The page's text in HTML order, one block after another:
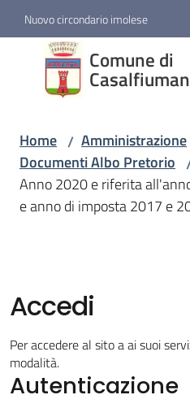
Vai al contenuto
Vai alla navigazione
Vai al footer
Nuovo circondario imolese
Comune di
Comune di
Casalfiumanese
Amministrazione
Menu selezionato
Vivere
Casalfiumanese
Home / Amministrazione
Documenti Albo Pretorio
Anno 2020 e riferita
e anno di imposta 2017 e
Accedi
Per accedere al sito a ai suoi
modalità.
Autenticazione